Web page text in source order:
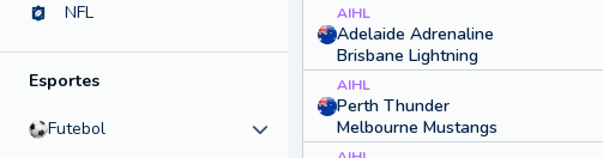
AIHL
Adelaide Adrenaline
Brisbane Lightning
AIHL
Perth Thunder
Melbourne Mustangs
NFL
Esportes
Futebol